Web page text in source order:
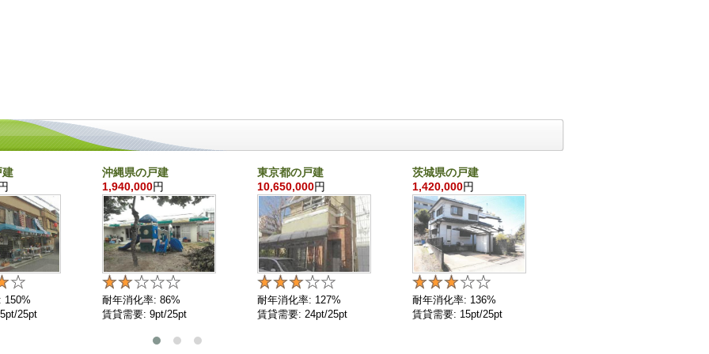
建
150%
25pt
沖縄県の戸建
1,940,000円
耐年消化率: 86%
賃貸需要: 9pt/25pt
東京都の戸建
10,650,000円
耐年消化率: 127%
賃貸需要: 24pt/25pt
茨城県の戸建
1,420,000円
耐年消化率: 136%
賃貸需要: 15pt/25pt